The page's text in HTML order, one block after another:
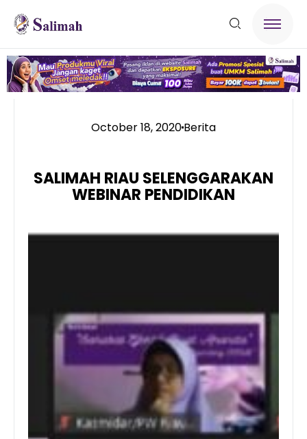
October 18, 2020Berita
SALIMAH RIAU SELENGGARAKAN
WEBINAR PENDIDIKAN